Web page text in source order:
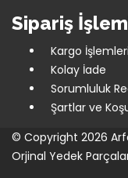
Sipariş
Kargo İşlemleri
Kolay İade
Sorumluluk
Şartlar ve
© Copyright 2026
Orjinal Yedek